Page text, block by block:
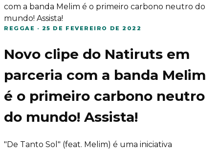
com a banda Melim é o primeiro carbono neutro do
mundo! Assista!
REGGAE · 25 DE FEVEREIRO DE 2022
Novo clipe do Natiruts em
parceria com a banda Melim
é o primeiro carbono neutro
do mundo! Assista!
"De Tanto Sol" (feat. Melim) é uma iniciativa